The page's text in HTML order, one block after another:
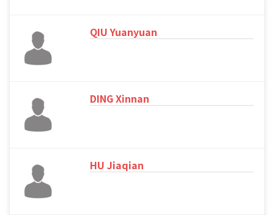
QIU Yuanyuan
DING Xinnan
HU Jiaqian